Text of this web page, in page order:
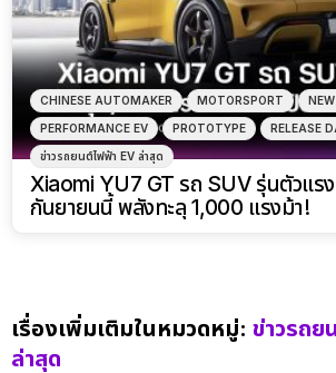
CHINESE AUTOMAKER MOTORSPORT
PERFORMANCE EV PROTOTYPE RELEASE
ข่าวรถยนต์ไฟฟ้า EV ล่าสุด
Xiaomi YU7 GT รถ SUV รุ่นตัวแร
กันยายนนี้ พลังทะลุ 1,000 แรงม้า!
เรื่องเพิ่มเติมในหมวดหมู่: ข่าวรถย
ล่าสุด